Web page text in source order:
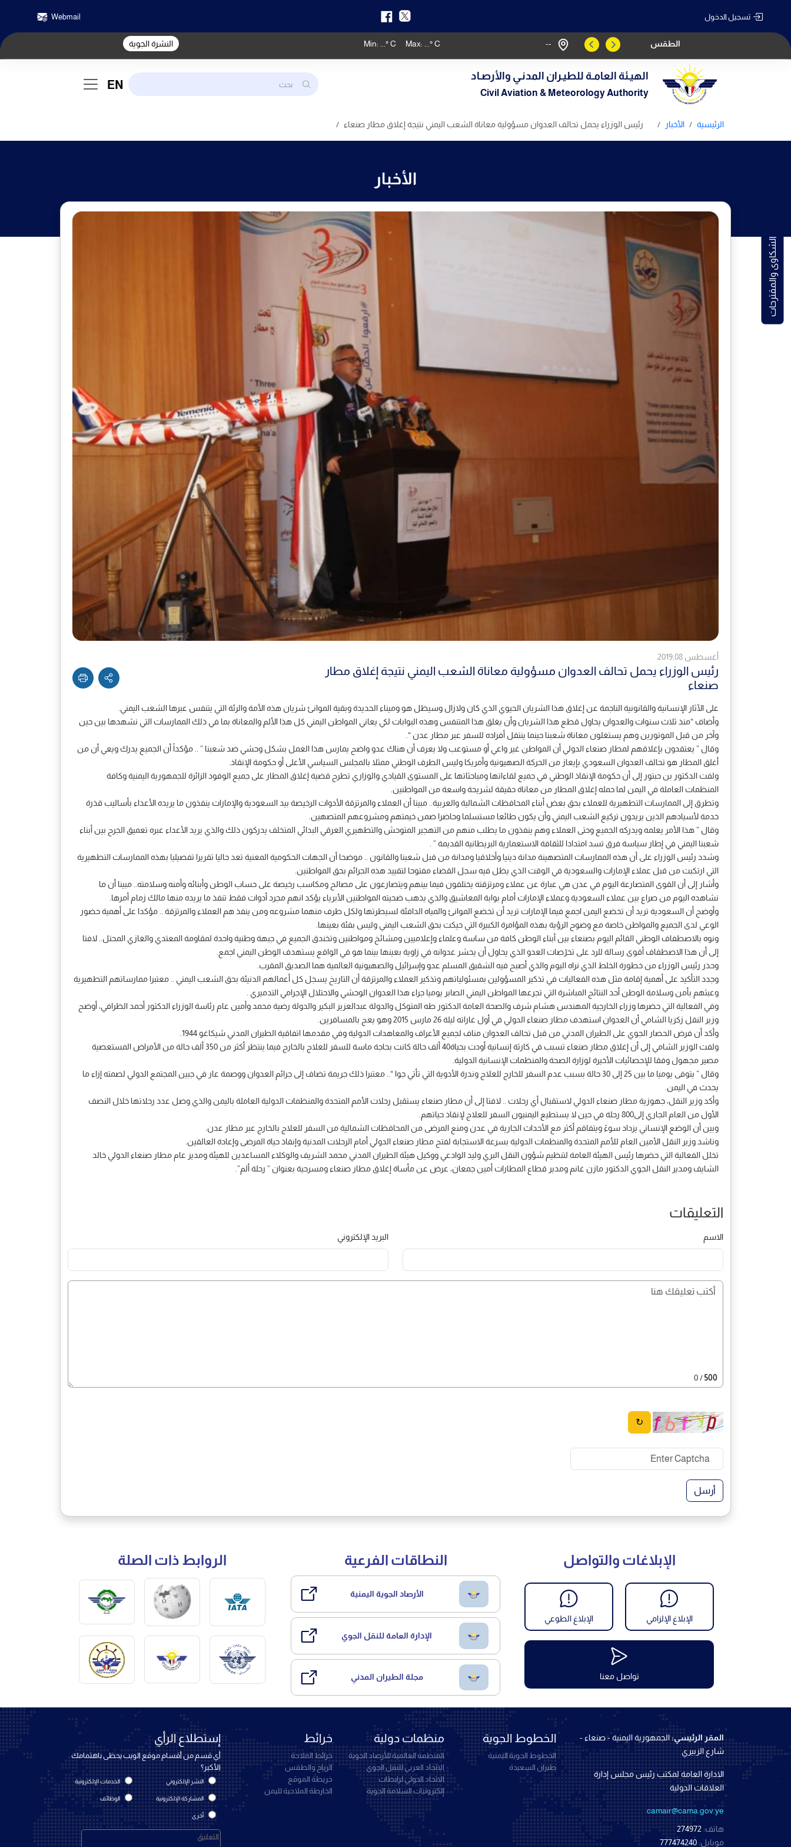
تسجيل الدخول Webmail
الطقس --
Max: ° C
Min: ° C النشرة الجوية
الهيـئة العامـة للطيـران المدنـي والأرصـاد
Civil Aviation & Meteorology Authority
EN
الشكاوى والمقترحات
الرئيسية الأخبار رئيس الوزراء يحمل تحالف العدوان مسؤولية معاناة الشعب اليمني نتيجة إغلاق مطار صنعاء
الأخبار
أغسطس 2019,08
رئيس الوزراء يحمل تحالف العدوان مسؤولية معاناة الشعب اليمني نتيجة إغلاق مطار
صنعاء
على الآثار الإنسانية والقانونية الناجمة عن إغلاق هذا الشريان الحيوي الذي كان ولازال وسيظل هو وميناء الحديدة وبقية الموانئ شريان هذه الأمة والرئة التي يتنفس عبرها الشعب اليمني.
وأضاف “منذ ثلاث سنوات والعدوان يحاول قطع هذا الشريان وأن يغلق هذا المتنفس وهذه البوابات لكي يعاني المواطن اليمني كل هذا الألم والمعاناة بما في ذلك الممارسات التي نشهدها بين حين
وآخر من قبل الموتورين وهم يستغلون معاناة شعبنا حينما ينتقل أفراده للسفر عبر مطار عدن “.
وقال ” يعتقدون بإغلاقهم لمطار صنعاء الدولي أن المواطن غير واعي أو مستوعب ولا يعرف أن هناك عدو واضح يمارس هذا العمل بشكل وحشي ضد شعبنا ” .. مؤكداً أن الجميع يدرك ويعي أن من
أغلق المطار هو تحالف العدوان السعودي بإيعاز من الحركة الصهيونية وأمريكا وليس الطرف الوطني ممثلا بالمجلس السياسي الأعلى أو حكومة الإنقاذ.
ولفت الدكتور بن حبتور إلى أن حكومة الإنقاذ الوطني في جميع لقاءاتها ومباحثاتها على المستوى القيادي والوزاري تطرح قضية إغلاق المطار على جميع الوفود الزائرة للجمهورية اليمنية وكافة
المنظمات العاملة في اليمن لما حمله إغلاق المطار من معاناة حقيقة لشريحة واسعة من المواطنين.
وتطرق إلى الممارسات التطهيرية للعملاء بحق بعض أبناء المحافظات الشمالية والعربية.. مبينا أن العملاء والمرتزقة الأدوات الرخيصة بيد السعودية والإمارات ينفذون ما يريده الأعداء بأساليب قذرة
خدمة لأسيادهم الذين يريدون تركيع الشعب اليمني وأن يكون طائعا مستسلما وحاضرا ضمن خيمتهم ومشروعهم المتصهين.
وقال ” هذا الأمر يعلمه ويدركه الجميع وحتى العملاء وهم ينفذون ما يطلب منهم من التهجير المتوحش والتطهيري العرقي البدائي المتخلف يدركون ذلك والذي يريد الأعداء عبره تعميق الجرح بين أبناء
شعبنا اليمني في إطار سياسة فرق تسد امتدادا للثقافة الاستعمارية البريطانية القديمة ” .
وشدد رئيس الوزراء على أن هذه الممارسات المتصهينة مدانة دينيا وأخلاقيا ومدانة من قبل شعبنا والقانون .. موضحا أن الجهات الحكومية المعنية تعد حاليا تقريرا تفصيليا بهذه الممارسات التطهيرية
التي ارتكبت من قبل عملاء الإمارات والسعودية في الوقت الذي يظل فيه سجل القضاء مفتوحا لتقييد هذه الجرائم بحق المواطنين.
وأشار إلى أن القوى المتصارعة اليوم في عدن هي عبارة عن عملاء ومرتزقته يختلفون فيما بينهم ويتصارعون على مصالح ومكاسب رخيصة على حساب الوطن وأبنائه وأمنه وسلامته.. مبينا أن ما
نشاهده اليوم من صراع بين عملاء السعودية وعملاء الإمارات أمام بوابة المعاشيق والذي يذهب ضحيته المواطنين الأبرياء يؤكد انهم مجرد أدوات فقط تنفذ ما يريده منها مالك زمام أمرها.
وأوضح أن السعودية تريد أن تخضع اليمن اجمع فيما الإمارات تريد أن تخضع الموانئ والمياه الدافئة لسيطرتها ولكل طرف منهما مشروعه ومن ينفذ هم العملاء والمرتزقة .. مؤكدا على أهمية حضور
الوعي لدى الجميع والمواطن خاصة مع وضوح الرؤية بهذه المؤامرة الكبيرة التي حيكت بحق الشعب اليمني وليس بفئة بعينها.
ونوه بالاصطفاف الوطني القائم اليوم بصنعاء بين أبناء الوطن كافة من ساسة وعلماء وإعلاميين ومشائخ ومواطنين وتخندق الجميع في جبهة وطنية واحدة لمقاومة المعتدي والغازي المحتل.. لافتا
إلى أن هذا الاصطفاف أقوى رسالة للرد على تخرّصات العدو الذي يحاول أن يحشر عدوانه في زاوية بعينها بينما هو في الواقع يستهدف الوطن اليمني اجمع.
وحذر رئيس الوزراء من خطورة الخلط الذي نراه اليوم والذي أصبح فيه الشقيق المسلم عدو وإسرائيل والصهيونية العالمية هما الصديق المقرب.
وجدد التأكيد على أهمية إقامة مثل هذه الفعاليات في تذكير المسؤولين بمسئولياتهم وتذكير العملاء والمرتزقة أن التاريخ يسجل كل أعمالهم الدنيئة بحق الشعب اليمني .. معتبرا ممارساتهم التطهيرية
وعبثهم بأمن وسلامة الوطن أحد النتائج المباشرة التي تجرعها المواطن اليمني الصابر يوميا جراء هذا العدوان الوحشي والاحتلال الإجرامي التدميري .
وفي الفعالية التي حضرها وزراء الخارجية المهندس هشام شرف والصحة العامة الدكتور طه المتوكل والدولة عبدالعزيز البكير والدولة رضية محمد وأمين عام رئاسة الوزراء الدكتور أحمد الظرافي، أوضح
وزير النقل زكريا الشامي أن العدوان استهدف مطار صنعاء الدولي في أول غاراته ليلة 26 مارس 2015 وهو يعج بالمسافرين.
وأكد أن فرض الحصار الجوي على الطيران المدني من قبل تحالف العدوان مناف لجميع الأعراف والمعاهدات الدولية وفي مقدمها اتفاقية الطيران المدني شيكاغو 1944.
ولفت الوزير الشامي إلى أن إغلاق مطار صنعاء تسبب في كارثة إنسانية أودت بحياة40 ألف حالة كانت بحاجة ماسة للسفر للعلاج بالخارج فيما ينتظر أكثر من 350 ألف حالة من الأمراض المستعصية
مصير مجهول وفقا للإحصائيات الأخيرة لوزارة الصحة والمنظمات الإنسانية الدولية.
وقال ” يتوفى يوميا ما بين 25 إلى 30 حالة بسبب عدم السفر للخارج للعلاج وندرة الأدوية التي تأتي جوا “.. معتبرا ذلك جريمة تضاف إلى جرائم العدوان ووصمة عار في جبين المجتمع الدولي لصمته إزاء ما
يحدث في اليمن.
وأكد وزير النقل، جهوزية مطار صنعاء الدولي لاستقبال أي رحلات .. لافتا إلى أن مطار صنعاء يستقبل رحلات الأمم المتحدة والمنظمات الدولية العاملة باليمن والذي وصل عدد رحلاتها خلال النصف
الأول من العام الجاري إلى800 رحلة في حين لا يستطيع اليمنيون السفر للعلاج لإنقاذ حياتهم.
وبين أن الوضع الإنساني يزداد سوءً ويتفاقم أكثر مع الأحداث الجارية في عدن ومنع المرضى من المحافظات الشمالية من السفر للعلاج بالخارج عبر مطار عدن.
وناشد وزير النقل الأمين العام للأمم المتحدة والمنظمات الدولية بسرعة الاستجابة لفتح مطار صنعاء الدولي أمام الرحلات المدنية وإنقاذ حياة المرضى وإعادة العالقين.
تخلل الفعالية التي حضرها رئيس الهيئة العامة لتنظيم شؤون النقل البري وليد الوادعي ووكيل هيئة الطيران المدني محمد الشريف والوكلاء المساعدين للهيئة ومدير عام مطار صنعاء الدولي خالد
الشايف ومدير النقل الجوي الدكتور مازن غانم ومدير قطاع المطارات أمين جمعان، عرض عن مأساة إغلاق مطار صنعاء ومسرحية بعنوان ” رحلة ألم”.
التعليقات
الاسم البريد الإلكتروني
500
/ 0
↻
أرسل
الإبلاغات والتواصل
الإبلاغ الإلزامي الإبلاغ الطوعي
تواصل معنا
النطاقات الفرعية
الأرصاد الجوية اليمنية
الإدارة العامة للنقل الجوي
مجلة الطيران المدني
الروابط ذات الصلة
المقر الرئيسي:الجمهورية اليمنية - صنعاء -
شارع الزبيري
الادارة العامة لمكتب رئيس مجلس إدارة
العلاقات الدولية
camair@cama.gov.ye
هاتف: 274972
موبايل: 777474240
الخطوط الجوية
الخطوط الجوية اليمنية
طيران السعيدة
منظمات دولية
المنظمة العالمية للأرصاد الجوية
الاتحاد العربي للنقل الجوي
الاتحاد الدولي لرابطات
إلكترونيات السلامة الجوية
خرائط
خرائط الملاحة
الرياح والطقس
خريطة الموقع
الخارطة الملاحية لليمن
إستطلاع الرأي
أي قسم من أقسام موقع الويب يحظى باهتمامك
الأكبر؟
النشر الإلكتروني الخدمات الإلكترونية
المشاركة الإلكترونية الوظائف
أخرى